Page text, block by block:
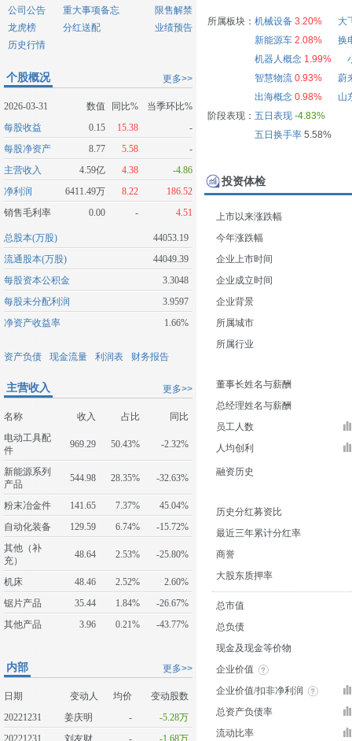
公司公告 重大事项备忘
限售解禁
龙虎榜
分红送配
业绩预告
历史行情
更多>>
个股概况
2026-03-31 数值 同比%
当季环比%
每股收益
0.15 15.38
-
每股净资产
8.77 5.58
-
主营收入
4.59亿 4.38
-4.86
净利润
6411.49万 8.22
186.52
销售毛利率
0.00 - 4.51
总股本(万股)
44053.19
流通股本(万股)
44049.39
每股资本公积金
3.3048
每股未分配利润
3.9597
净资产收益率
1.66%
资产负债 现金流量 利润表 财务报告
更多>>
主营收入
名称 收入 占比
同比
电动工具配
件
969.29 50.43% -2.32%
新能源系列
产品
544.98 28.35% -32.63%
粉末冶金件 141.65 7.37%
45.04%
自动化装备
129.59 6.74%
-15.72%
其他（补
充）
48.64 2.53% -25.80%
机床 48.46 2.52%
2.60%
锯片产品
35.44 1.84%
-26.67%
其他产品
3.96 0.21% -43.77%
更多>>
内部
日期 变动人 均价
变动股数
20221231
姜庆明 -
-5.28万
20221231
刘友财 -
-1.68万
所属板块： 机械设备 3.20%
大
新能源车 2.08%
换
机器人概念 1.99%
智慧物流 0.93%
蔚
出海概念 0.98%
山
阶段表现： 五日表现 -4.83%
五日换手率5.58%
投资体检
上市以来涨跌幅
今年涨跌幅
企业上市时间
企业成立时间
企业背景
所属城市
所属行业
董事长姓名与薪酬
总经理姓名与薪酬
员工人数
人均创利
融资历史
历史分红募资比
最近三年累计分红率
商誉
大股东质押率
总市值
总负债
现金及现金等价物
企业价值
企业价值/扣非净利润
总资产负债率
流动比率